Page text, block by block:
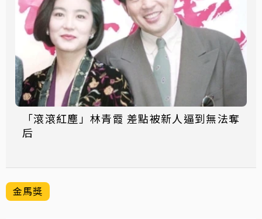
「滾滾紅塵」林青霞 差點被新人逼到無法奪
后
金馬獎